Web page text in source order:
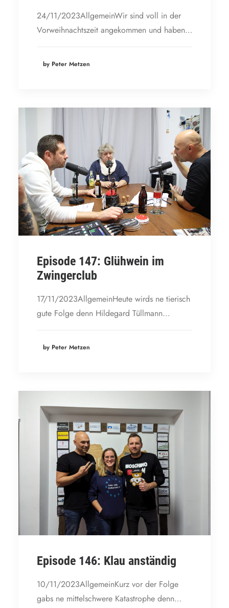
24/11/2023AllgemeinWir sind voll in der
Vorweihnachtszeit angekommen und haben…
by Peter Metzen
Episode 147: Glühwein im
Zwingerclub
17/11/2023AllgemeinHeute wirds ne tierisch
gute Folge denn Hildegard Tüllmann…
by Peter Metzen
Episode 146: Klau anständig
10/11/2023AllgemeinKurz vor der Folge
gabs ne mittelschwere Katastrophe denn…